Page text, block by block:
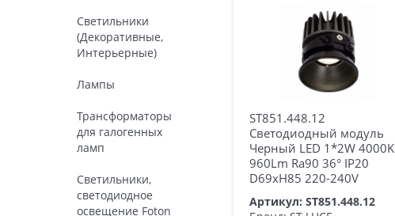
Светильники
(Декоративные,
Интерьерные)
Лампы
Трансформаторы
для галогенных
ламп
Светильники,
светодиодное
освещение Foton
ST851.448.12
Светодиодный модуль
Черный LED 1*2W 4000K
960Lm Ra90 36° IP20
D69xH85 220-240V
Артикул: ST851.448.12